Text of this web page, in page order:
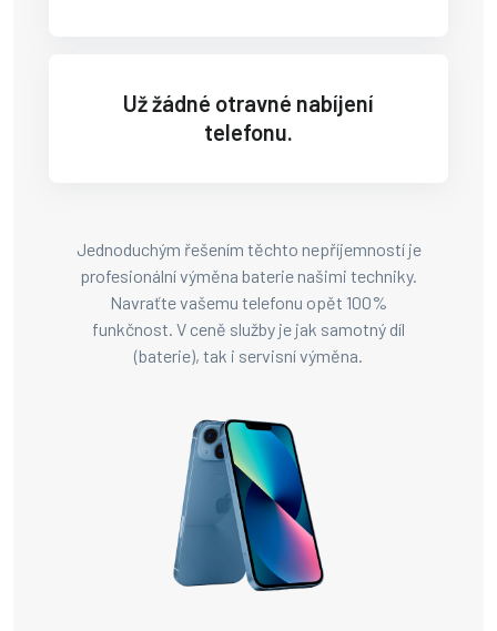
Už žádné otravné nabíjení
telefonu.
Jednoduchým řešením těchto nepříjemností je
profesionální výměna baterie našimi techniky.
Navraťte vašemu telefonu opět 100%
funkčnost. V ceně služby je jak samotný díl
(baterie), tak i servisní výměna.